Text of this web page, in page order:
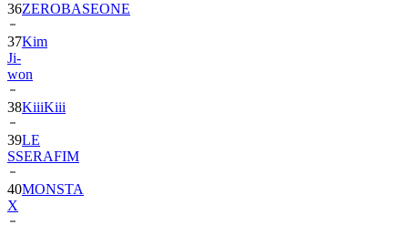
37Kim
Ji-
won
38KiiiKiii
39LE
SSERAFIM
40MONSTA
X
41